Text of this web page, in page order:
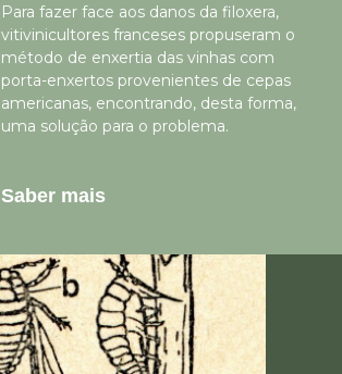
Para fazer face aos danos da filoxera,
vitivinicultores franceses propuseram o
método de enxertia das vinhas com
porta-enxertos provenientes de cepas
americanas, encontrando, desta forma,
uma solução para o problema.
Saber mais